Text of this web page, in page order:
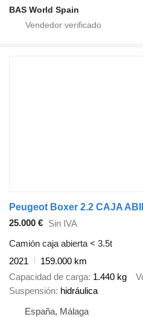
BAS World Spain
Peugeot Boxer 2.2 CAJA
25.000 € Sin IVA
Camión caja abierta < 3.5t
2021
159.000 km
Capacidad de carga 1.440 kg
Suspensión hidráulica
España, Málaga